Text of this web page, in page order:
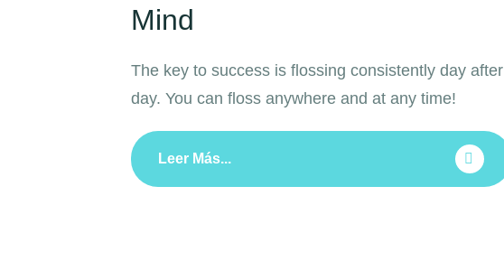
Mind
The key to success is flossing consistently day after
day. You can floss anywhere and at any time!
Leer Más...